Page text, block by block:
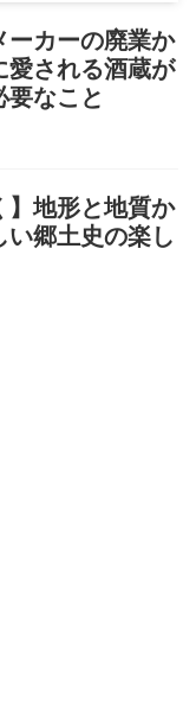
ーカーの廃業か
される酒蔵が
要なこと
】地形と地質か
い郷土史の楽し